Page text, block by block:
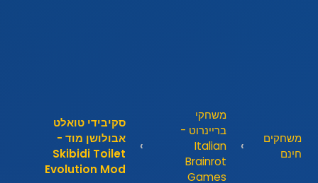
משחקים
חינם
משחקי
בריינרוט -
Italian
Brainrot
Games
סקיבידי טואלט
אבולושן מוד -
Skibidi Toilet
Evolution Mod